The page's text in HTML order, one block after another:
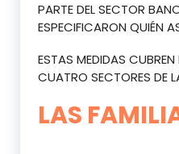
PARTE DEL SECTOR
ESPECIFICARON QUIÉN
ESTAS MEDIDAS CUBREN
CUATRO SECTORES DE
LAS